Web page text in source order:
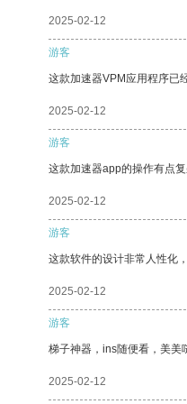
2025-02-12
游客
这款加速器VPM应用程序已
2025-02-12
游客
这款加速器app的操作有点
2025-02-12
游客
这款软件的设计非常人性化
2025-02-12
游客
梯子神器，ins随便看，美美
2025-02-12